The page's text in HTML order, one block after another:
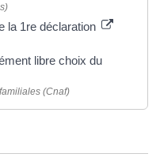
la 1re déclaration
libre choix du
(Cnaf)